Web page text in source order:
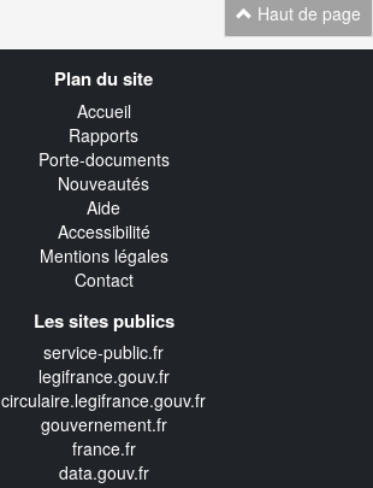
Haut de page
Plan du site
Accueil
Rapports
Porte-documents
Nouveautés
Aide
Accessibilité
Mentions légales
Contact
Les sites publics
service-public.fr
legifrance.gouv.fr
circulaire.legifrance.gouv.fr
gouvernement.fr
france.fr
data.gouv.fr